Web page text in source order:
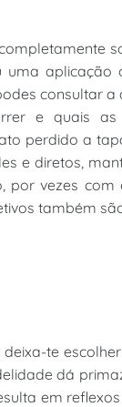
uma
consultar
e quais as
perdido a
e diretos,
por vezes
também
te
dá
em